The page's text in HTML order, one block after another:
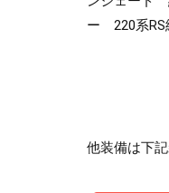
ー 220系RS
他装備は下